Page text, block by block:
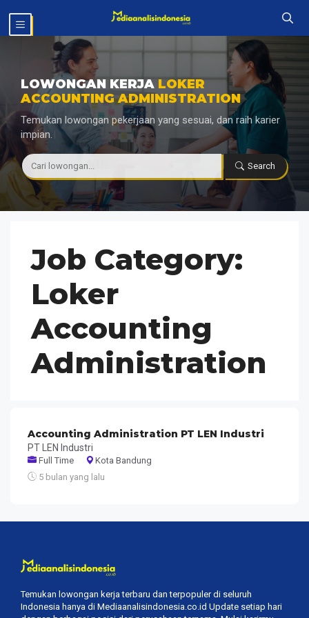
isi
MENU
LOWONGAN KERJA LOKER
ACCOUNTING ADMINISTRATION
Temukan lowongan pekerjaan yang sesuai, dan raih karier
impian.
Search
Job Category:
Loker
Accounting
Administration
Accounting Administration PT LEN Industri
PT LEN Industri
Full Time
Kota Bandung
5 bulan yang lalu
Temukan lowongan kerja terbaru dan terpopuler di seluruh
Indonesia hanya di Mediaanalisindonesia.co.id Update setiap hari